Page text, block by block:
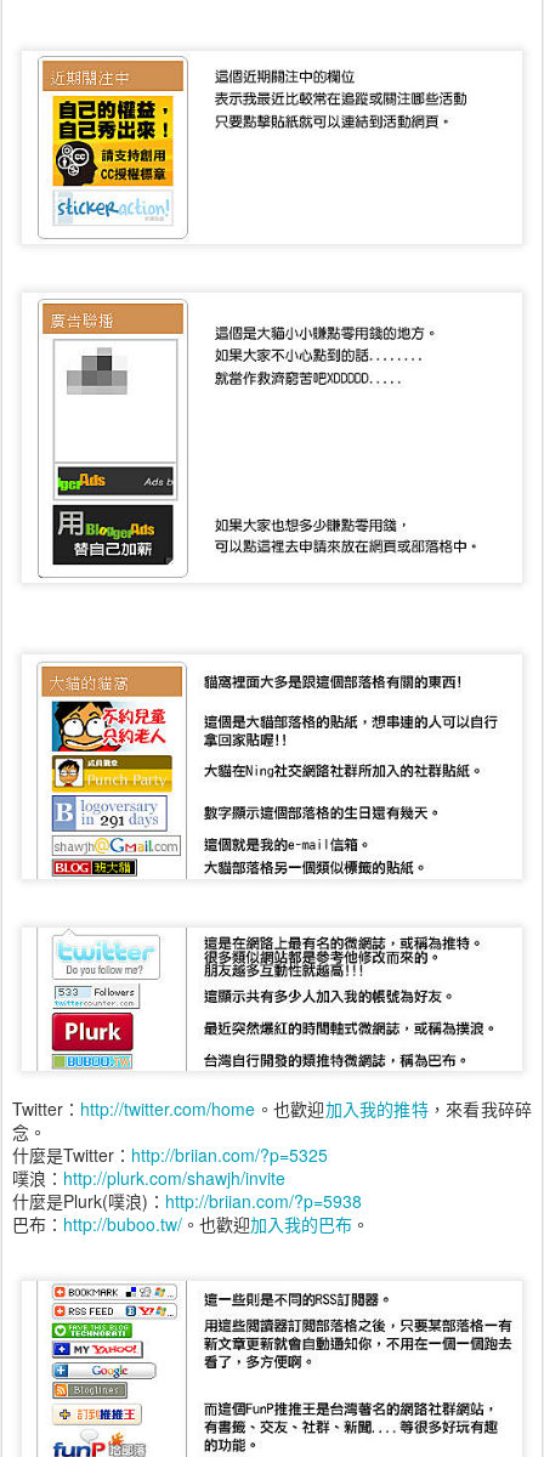
Twitter： http://twitter.com/home 。也歡迎加入我的推特，來看我碎碎
念。
什麼是Twitter： http://briian.com/?p=5325
噗浪： http://plurk.com/shawjh/invite
什麼是Plurk(噗浪)： http://briian.com/?p=5938
巴布： http://buboo.tw/ 。也歡迎加入我的巴布 。